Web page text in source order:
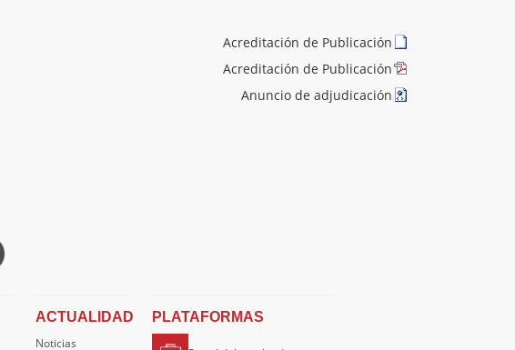
Acreditación de Publicación
Acreditación de Publicación
Anuncio de adjudicación
ACTUALIDAD
Noticias
PLATAFORMAS